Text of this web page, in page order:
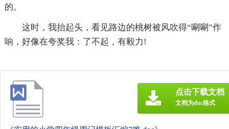
的。
这时，我抬起头，看见路边的桃树被风吹得“唰唰”作
响，好像在夸奖我：了不起，有毅力!
点击下载文档
文档为doc格式